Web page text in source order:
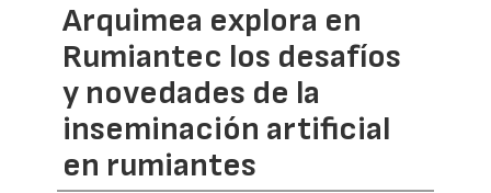
Arquimea explora en
Rumiantec los desafíos
y novedades de la
inseminación artificial
en rumiantes